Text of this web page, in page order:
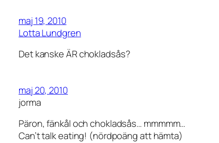
maj 19, 2010
Lotta Lundgren
Det kanske ÄR chokladsås?
maj 20, 2010
jorma
Päron, fänkål och chokladsås… mmmmm…
Can’t talk eating! (nördpoäng att hämta)